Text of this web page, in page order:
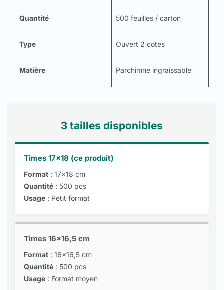
Quantité 500 feuilles / carton
Type Ouvert 2 cotes
Matière Parchimne ingraissable
3 tailles disponibles
Times 17x18 (ce produit)
Format : 17x18 cm
Quantité : 500 pcs
Usage : Petit format
Times 16x16,5 cm
Format : 16x16,5 cm
Quantité : 500 pcs
Usage : Format moyen